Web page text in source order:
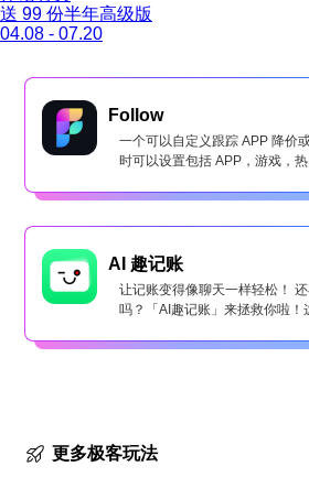
送 99 份半年高级版
04.08 - 07.20
Follow
一个可以自定义跟踪 APP 降价
时可以设置包括 APP，游戏，
AI 趣记账
让记账变得像聊天一样轻松！
吗？「AI趣记账」来拯救你啦！
更多极客玩法